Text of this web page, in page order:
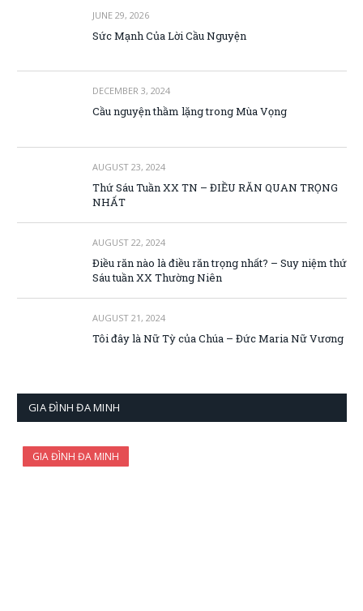
JUNE 29, 2026
Sức Mạnh Của Lời Cầu Nguyện
DECEMBER 3, 2024
Cầu nguyện thầm lặng trong Mùa Vọng
AUGUST 23, 2024
Thứ Sáu Tuần XX TN – ĐIỀU RĂN QUAN TRỌNG
NHẤT
AUGUST 22, 2024
Điều răn nào là điều răn trọng nhất? – Suy niệm thứ
Sáu tuần XX Thường Niên
AUGUST 21, 2024
Tôi đây là Nữ Tỳ của Chúa – Đức Maria Nữ Vương
GIA ĐÌNH ĐA MINH
GIA ĐÌNH ĐA MINH